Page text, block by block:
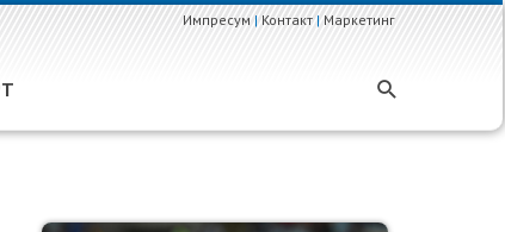
Импресум|Контакт|Маркетинг